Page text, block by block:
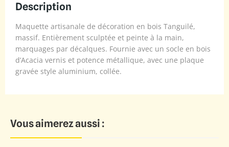
Description
Maquette artisanale de décoration en bois Tanguilé,
massif. Entièrement sculptée et peinte à la main,
marquages par décalques. Fournie avec un socle en bois
d’Acacia vernis et potence métallique, avec une plaque
gravée style aluminium, collée.
Vous aimerez aussi :